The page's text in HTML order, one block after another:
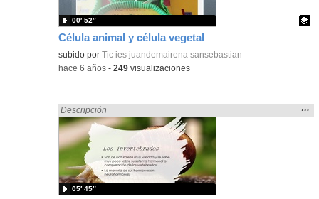
Célula animal y célula vegetal
Contenido educativo.
subido porTic ies juandemairena sansebastian
00′ 52″
-hace 6 años -249 visualizaciones
Encontrado «ANIMALES» en:
Descripción
la
…
05′ 45″